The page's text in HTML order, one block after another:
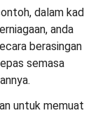
dalam kad
anda
berasingan
semasa
untuk memuat